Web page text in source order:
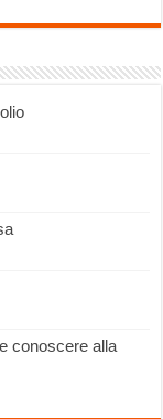
conoscere alla